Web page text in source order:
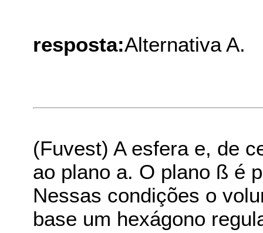
resposta:Alternativa A.
(Fuvest) A esfera e, de
ao plano a. O plano ß é
Nessas condições o
base um hexágono